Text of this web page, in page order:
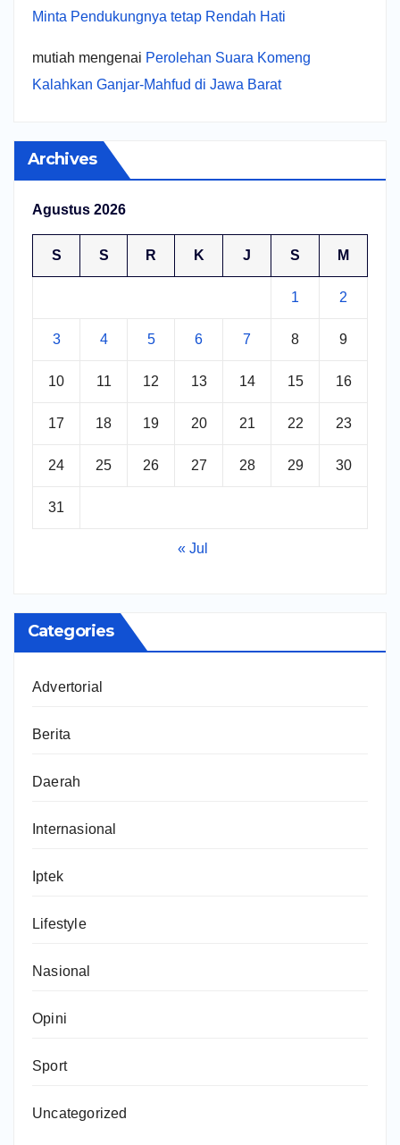
Minta Pendukungnya tetap Rendah Hati
mutiah mengenai Perolehan Suara Komeng
Kalahkan Ganjar-Mahfud di Jawa Barat
Archives
Agustus 2026
S S R K J S M
1 2
3 4 5 6 7 8 9
10 11 12 13 14 15 16
17 18 19 20 21 22 23
24 25 26 27 28 29 30
31
« Jul
Categories
Advertorial
Berita
Daerah
Internasional
Iptek
Lifestyle
Nasional
Opini
Sport
Uncategorized